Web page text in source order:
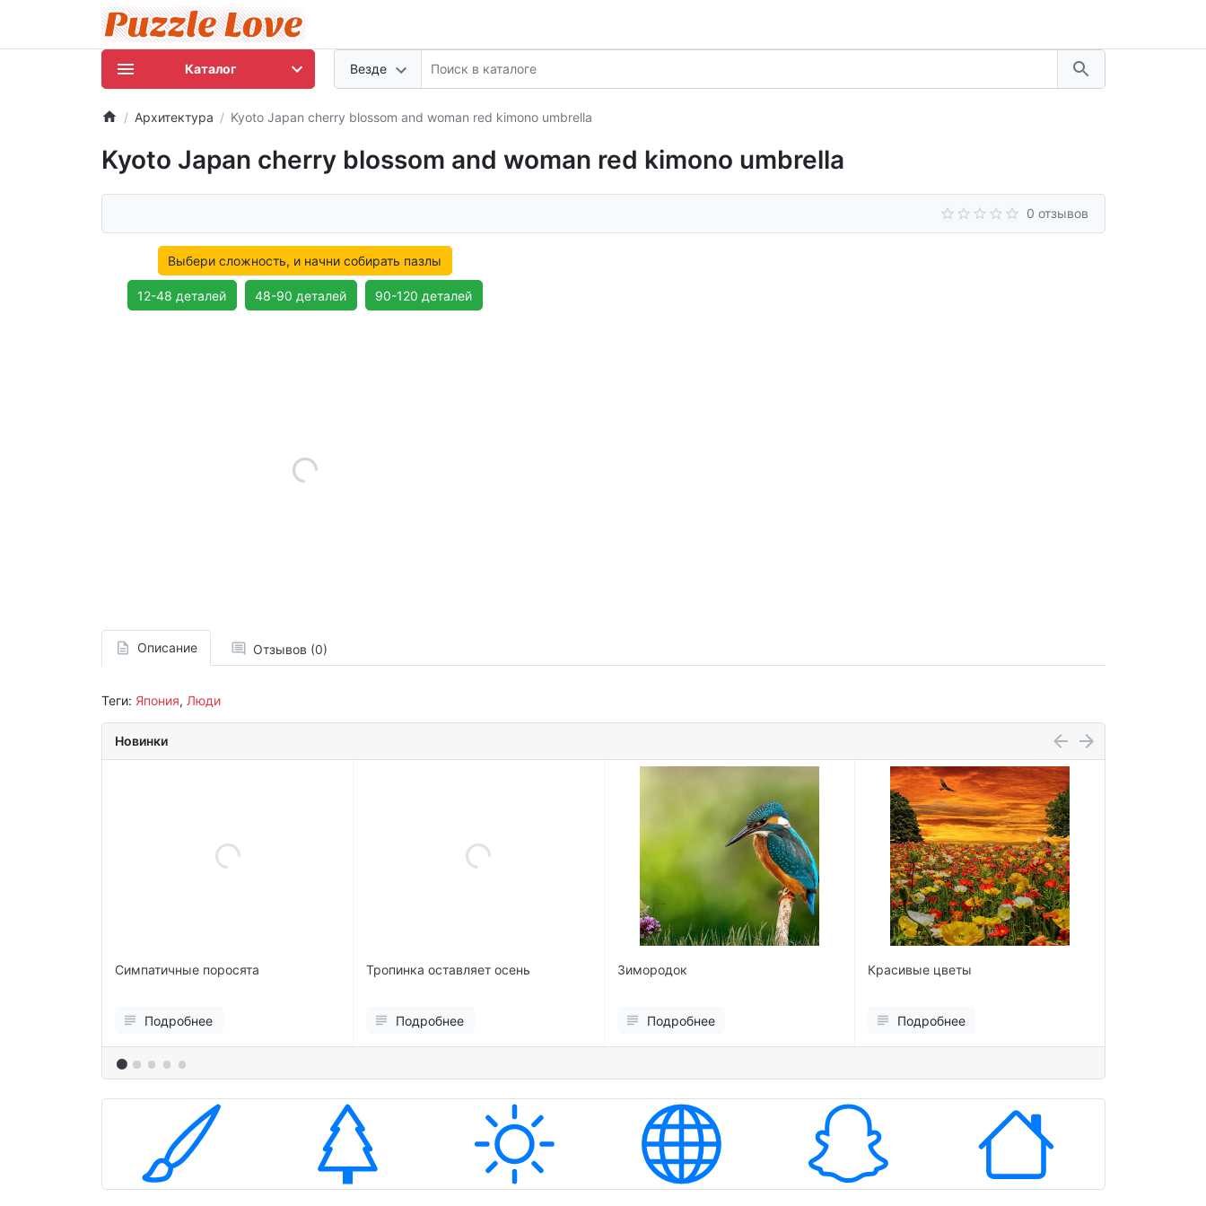
Везде
Каталог
Архитектура Kyoto Japan cherry blossom and woman red kimono umbrella
Kyoto Japan cherry blossom and woman red kimono umbrella
0 отзывов
Выбери сложность, и начни собирать пазлы
12-48 деталей 48-90 деталей 90-120 деталей
Описание Отзывов (0)
Теги: Япония, Люди
Новинки
Симпатичные поросята
Подробнее
Тропинка оставляет осень
Подробнее
Зимородок
Подробнее
Красивые цветы
Подробнее